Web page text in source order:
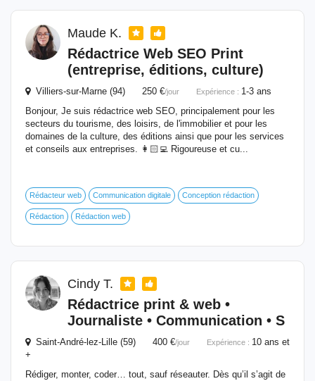
Maude K.
Rédactrice Web SEO Print
(entreprise, éditions, culture)
Villiers-sur-Marne (94) 250 €/jour Expérience : 1-3 ans
Bonjour, Je suis rédactrice web SEO, principalement pour les
secteurs du tourisme, des loisirs, de l'immobilier et pour les
domaines de la culture, des éditions ainsi que pour les services
et conseils aux entreprises. 👩🏻‍💻 Rigoureuse et cu...
Rédacteur web Communication digitale Conception rédaction
Rédaction Rédaction web
Cindy T.
Rédactrice print & web •
Journaliste • Communication • S
Saint-André-lez-Lille (59) 400 €/jour Expérience : 10 ans et
+
Rédiger, monter, coder… tout, sauf réseauter. Dès qu’il s’agit de